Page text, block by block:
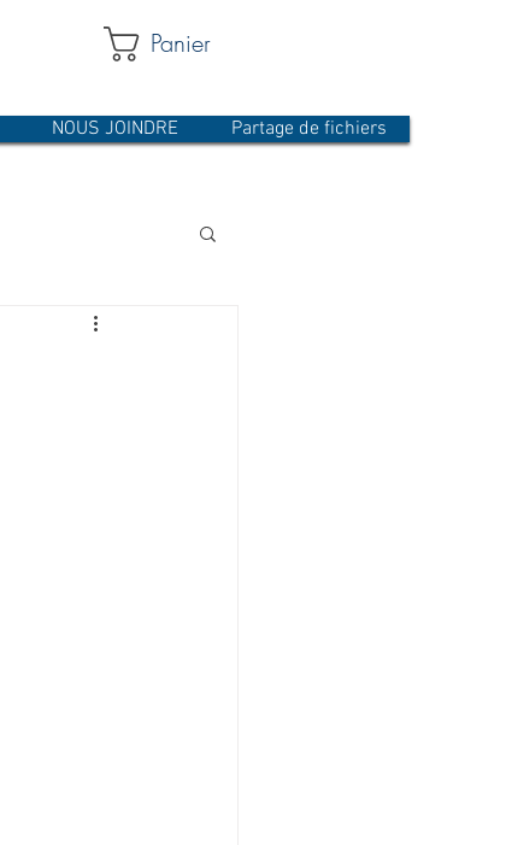
Panier
USINAGE
NOUS JOINDRE Partage de fichiers